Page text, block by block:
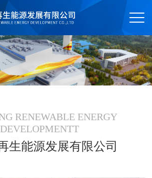
RENEWABLE ENERGY
DEVELOPMENTT
生能源发展有限公司